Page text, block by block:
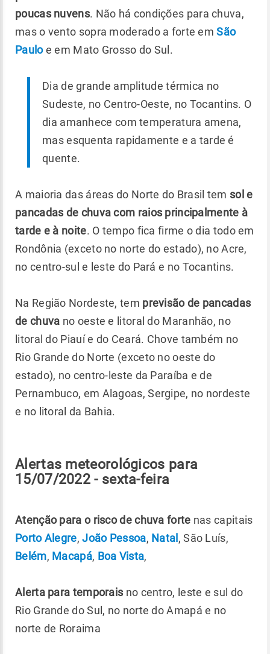
poucas nuvens. Não há condições para chuva,
mas o vento sopra moderado a forte emSão
Pauloe em Mato Grosso do Sul.
Dia de grande amplitude térmica no
Sudeste, no Centro-Oeste, no Tocantins. O
dia amanhece com temperatura amena,
mas esquenta rapidamente e a tarde é
quente.
A maioria das áreas do Norte do Brasil tem sol e
pancadas de chuva com raios principalmente à
tarde e à noite. O tempo fica firme o dia todo em
Rondônia (exceto no norte do estado), no Acre,
no centro-sul e leste do Pará e no Tocantins.
Na Região Nordeste, tem previsão de pancadas
de chuva no oeste e litoral do Maranhão, no
litoral do Piauí e do Ceará. Chove também no
Rio Grande do Norte (exceto no oeste do
estado), no centro-leste da Paraíba e de
Pernambuco, em Alagoas, Sergipe, no nordeste
e no litoral da Bahia.
Alertas meteorológicos para
15/07/2022 - sexta-feira
Atenção para o risco de chuva forte nas capitais
Porto Alegre,João Pessoa, Natal , São Luís,
Belém, Macapá, Boa Vista,
Alerta para temporais no centro, leste e sul do
Rio Grande do Sul, no norte do Amapá e no
norte de Roraima